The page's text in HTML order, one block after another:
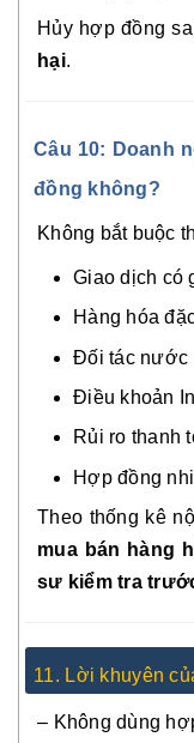
Hủy hợp đồng
hại.
Câu 10: Doanh
đồng không?
Không bắt buộc
Giao dịch có
Hàng hóa
Đối tác nước
Điều khoản
Rủi ro thanh
Hợp đồng
Theo thống kê
mua bán hàng
sư kiểm tra
11. Lời khuyên
– Không dùng